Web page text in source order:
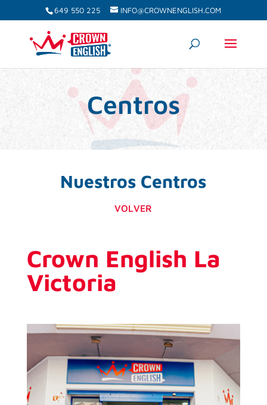
649 550 225 INFO@CROWNENGLISH.COM
Centros
Nuestros Centros
VOLVER
Crown English La
Victoria